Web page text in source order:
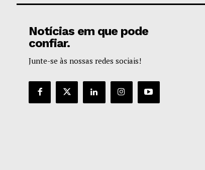
Notícias em que pode
confiar.
Junte-se às nossas redes sociais!